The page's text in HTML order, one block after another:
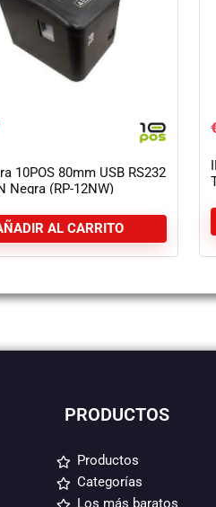
10POS 80mm USB RS232
Negra (RP-12NW)
AL CARRITO
PRODUCTOS
Productos
Categorías
Los más baratos